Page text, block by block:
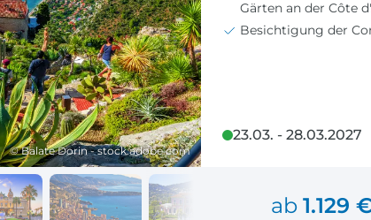
Frankreich
Abfahrtsstellen
Alles auf einen Blick
Alle
Ihr Weg zum Flughafen
Flughafentransfer & Parken Alles
© Balate Dorin - stock.adobe.com
Gärten an der Côte
Besichtigung der
23.03. - 28.03.2027
ab 1.129